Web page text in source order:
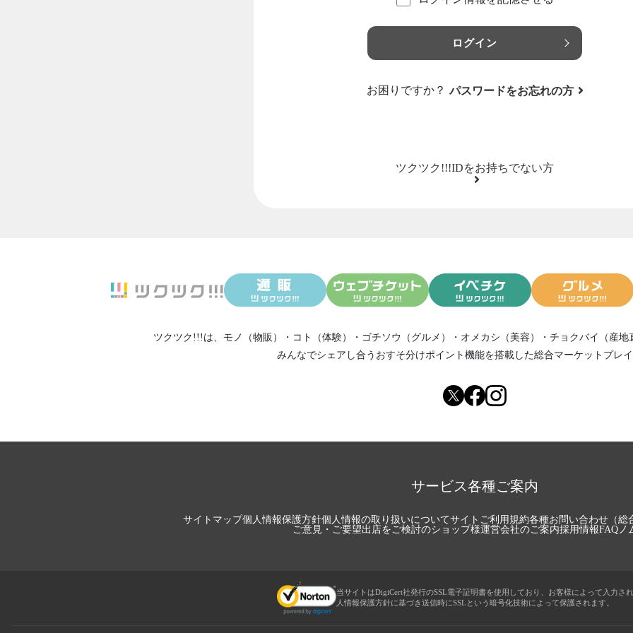
ログイン
お困りですか？ パスワードをお忘れの方
ツクツク!!!IDをお持ちでない方
ツクツク!!!は、 モノ（物販） ・ コト（体験） ・ ゴチソウ（グルメ） ・ オメカシ（美容） ・ チョクバイ（産地
みんなでシェアし合う おすそ分けポイント機能を搭載した総合マーケットプレ
サービス各種ご案内
サイトマップ個人情報保護方針個人情報の取り扱いについてサイトご利用規約各種お問い合わせ（総
ご意見・ご要望出店をご検討のショップ様運営会社のご案内採用情報FAQノ
当サイトはDigiCert社発行のSSL電子証明書を使用しており、お客様によって入力さ
人情報保護方針に基づき送信時にSSLという暗号化技術によって保護されます。